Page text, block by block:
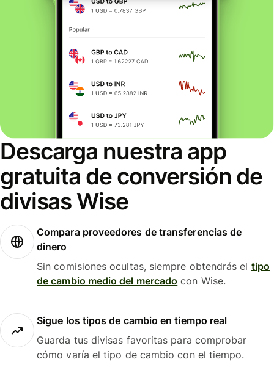
Descarga nuestra app
gratuita de conversión de
divisas Wise
Compara proveedores de transferencias de
dinero
Sin comisiones ocultas, siempre obtendrás el tipo
de cambio medio del mercado con Wise.
Sigue los tipos de cambio en tiempo real
Guarda tus divisas favoritas para comprobar
cómo varía el tipo de cambio con el tiempo.